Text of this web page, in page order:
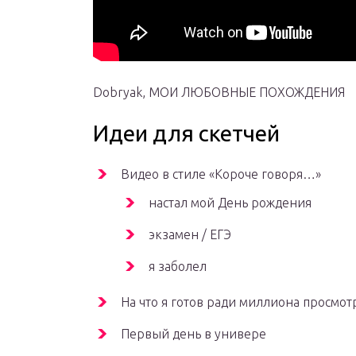
Dobryak, МОИ ЛЮБОВНЫЕ ПОХОЖДЕНИЯ
Идеи для скетчей
Видео в стиле «Короче говоря…»
настал мой День рождения
экзамен / ЕГЭ
я заболел
На что я готов ради миллиона
Первый день в универе